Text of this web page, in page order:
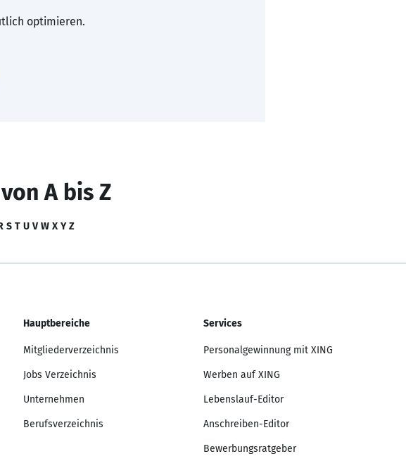
optimieren.
A bis Z
S T U V W X Y Z
Hauptbereiche
Mitgliederverzeichnis
Jobs Verzeichnis
Unternehmen
Berufsverzeichnis
Services
Personalgewinnung mit XING
Werben auf XING
Lebenslauf-Editor
Anschreiben-Editor
Bewerbungsratgeber